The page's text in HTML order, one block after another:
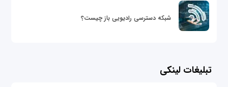
شبکه دسترسی رادیویی باز چیست؟
تبلیغات لینکی